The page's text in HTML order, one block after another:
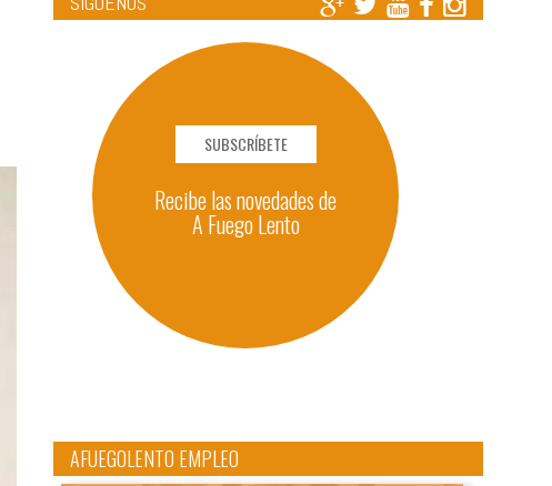
SUBSCRÍBETE
Recibe las novedades de
A Fuego Lento
AFUEGOLENTO EMPLEO